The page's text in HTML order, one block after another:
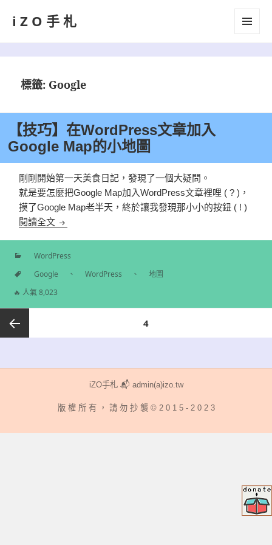
iZO手札
標籤: Google
【技巧】在WordPress文章加入
Google Map的小地圖
剛剛開始第一天美食日記，發現了一個大疑問。
就是要怎麼把Google Map加入WordPress文章裡哩 ( ? )，
摸了Google Map老半天，終於讓我發現那小小的按鈕 ( ! )
閱讀全文 【技巧】在WordPress文章加入Google Map的小地圖
分
WordPress
標
Google 、 WordPress 、
地圖
🔥 人氣 8,023
頁次4
iZO手札 📬 admin(a)izo.tw
版 權 所 有 ， 請 勿 抄 襲 © 2 0 1 5 - 2 0 2 3